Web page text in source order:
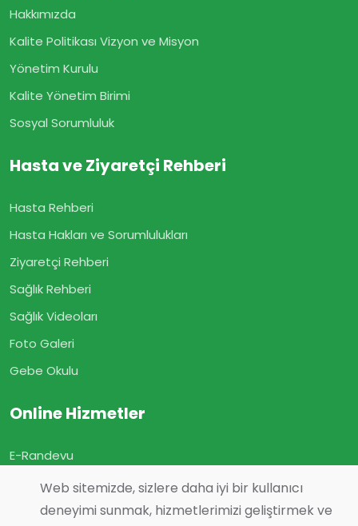
Web sitemizde, sizlere daha iyi bir kullanıcı
deneyimi sunmak, hizmetlerimizi geliştirmek ve
Hakkımızda
Kalite Politikası Vizyon ve Misyon
Yönetim Kurulu
Kalite Yönetim Birimi
Sosyal Sorumluluk
Hasta ve Ziyaretçi Rehberi
Hasta Rehberi
Hasta Hakları ve Sorumlulukları
Ziyaretçi Rehberi
Sağlık Rehberi
Sağlık Videoları
Foto Galeri
Gebe Okulu
Online Hizmetler
E-Randevu
E-Sonuç
E-Geçmiş Olsun